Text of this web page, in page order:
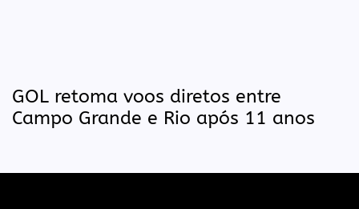
GOL retoma voos diretos entre
Campo Grande e Rio após 11 anos